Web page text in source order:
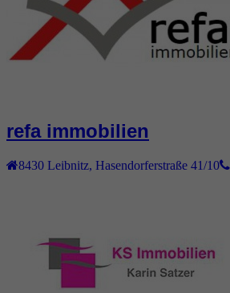
refa immobilien
8430 Leibnitz Hasendorferstraße 41/10